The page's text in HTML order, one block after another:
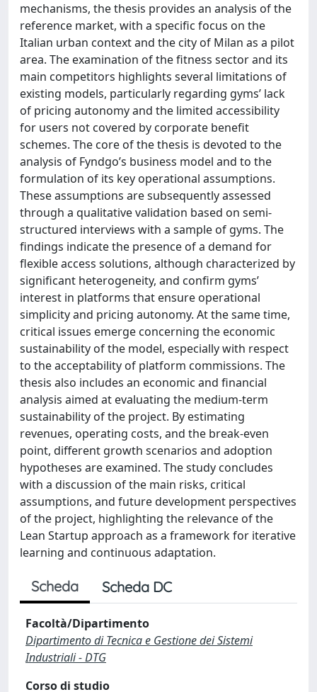
mechanisms, the thesis provides an analysis of the
reference market, with a specific focus on the
Italian urban context and the city of Milan as a pilot
area. The examination of the fitness sector and its
main competitors highlights several limitations of
existing models, particularly regarding gyms’ lack
of pricing autonomy and the limited accessibility
for users not covered by corporate benefit
schemes. The core of the thesis is devoted to the
analysis of Fyndgo’s business model and to the
formulation of its key operational assumptions.
These assumptions are subsequently assessed
through a qualitative validation based on semi-
structured interviews with a sample of gyms. The
findings indicate the presence of a demand for
flexible access solutions, although characterized by
significant heterogeneity, and confirm gyms’
interest in platforms that ensure operational
simplicity and pricing autonomy. At the same time,
critical issues emerge concerning the economic
sustainability of the model, especially with respect
to the acceptability of platform commissions. The
thesis also includes an economic and financial
analysis aimed at evaluating the medium-term
sustainability of the project. By estimating
revenues, operating costs, and the break-even
point, different growth scenarios and adoption
hypotheses are examined. The study concludes
with a discussion of the main risks, critical
assumptions, and future development perspectives
of the project, highlighting the relevance of the
Lean Startup approach as a framework for iterative
learning and continuous adaptation.
Scheda Scheda DC
Facoltà/Dipartimento
Dipartimento di Tecnica e Gestione dei Sistemi
Industriali - DTG
Corso di studio